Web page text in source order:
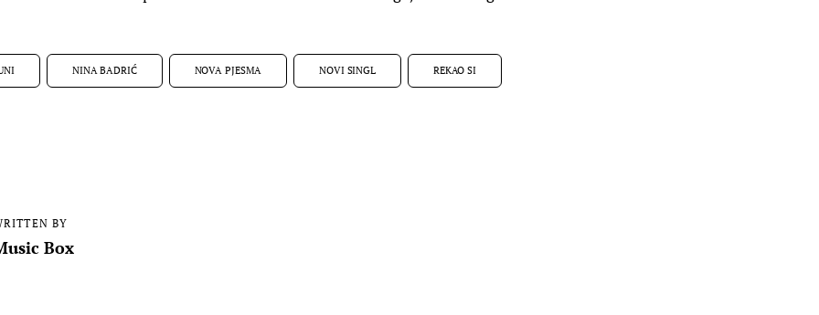
NINA BADRIĆ NOVA PJESMA NOVI SINGL REKAO SI
BY
Box